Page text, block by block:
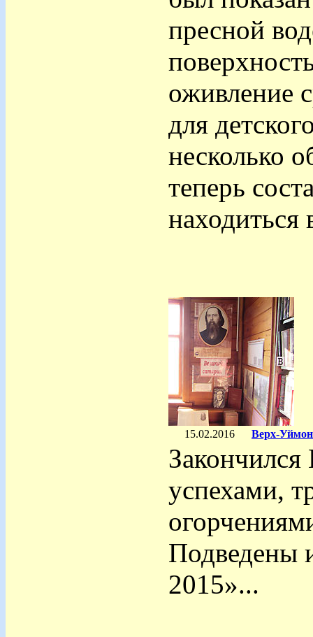
пресной
оживление
для
несколько
теперь
находиться
15.02.2016 Верх-
успехами,
Подведены
2015»...